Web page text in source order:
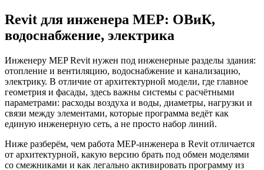
Revit для инженера MEP: ОВиК,
водоснабжение, электрика
Инженеру MEP Revit нужен под инженерные разделы здания:
отопление и вентиляцию, водоснабжение и канализацию,
электрику. В отличие от архитектурной модели, где главное
геометрия и фасады, здесь важны системы с расчётными
параметрами: расходы воздуха и воды, диаметры, нагрузки и
связи между элементами, которые программа ведёт как
единую инженерную сеть, а не просто набор линий.
Ниже разберём, чем работа MEP-инженера в Revit отличается
от архитектурной, какую версию брать под обмен моделями
со смежниками и как легально активировать программу из